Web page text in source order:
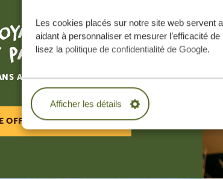
Les cookies placés sur notre site web servent
aidant à personnaliser et mesurer l’efficacité
lisez la politique de confidentialité de Google.
Afficher les détails
de vos rêves,
par ici.
AUCUNE OBLIGATION
OFFRE SUR MESURE